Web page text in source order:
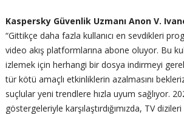
Kaspersky Güvenlik Uzmanı Anon V.
“Gittikçe daha fazla kullanıcı en sevdikleri
video akış platformlarına abone oluyor. Bu
izlemek için herhangi bir dosya indirmeyi
tür kötü amaçlı etkinliklerin azalmasını
suçlular yeni trendlere hızla uyum sağlıyor.
göstergeleriyle karşılaştırdığımızda, TV